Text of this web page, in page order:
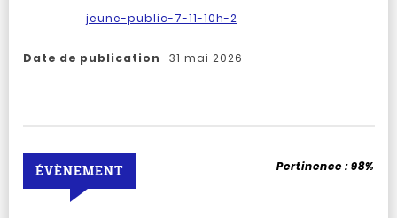
jeune-public-7-11-10h-2
Date de publication 31 mai 2026
ÉVÈNEMENT Pertinence :98%